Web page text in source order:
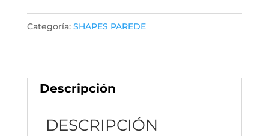
DIAMETRO
Categoría: SHAPES PAREDE
Descripción
DESCRIPCIÓN